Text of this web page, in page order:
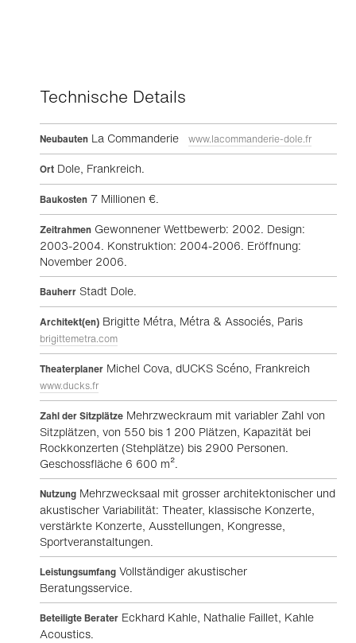
Technische Details
Neubauten La Commanderie www.lacommanderie-dole.fr
Ort Dole, Frankreich.
Baukosten 7 Millionen €.
Zeitrahmen Gewonnener Wettbewerb: 2002. Design:
2003-2004. Konstruktion: 2004-2006. Eröffnung:
November 2006.
Bauherr Stadt Dole.
Architekt(en) Brigitte Métra, Métra & Associés, Paris
brigittemetra.com
Theaterplaner Michel Cova, dUCKS Scéno, Frankreich
www.ducks.fr
Zahl der Sitzplätze Mehrzweckraum mit variabler Zahl von
Sitzplätzen, von 550 bis 1 200 Plätzen, Kapazität bei
Rockkonzerten (Stehplätze) bis 2900 Personen.
Geschossfläche 6 600 m².
Nutzung Mehrzwecksaal mit grosser architektonischer und
akustischer Variabilität: Theater, klassische Konzerte,
verstärkte Konzerte, Ausstellungen, Kongresse,
Sportveranstaltungen.
Leistungsumfang Vollständiger akustischer
Beratungsservice.
Beteiligte Berater Eckhard Kahle, Nathalie Faillet, Kahle
Acoustics.